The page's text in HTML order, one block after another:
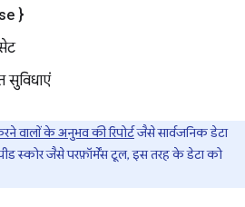
}
सुविधाएं
वालों के अनुभव की रिपोर्टजैसे सार्वजनिक डेटा
स्कोर जैसे परफ़ॉर्मेंस टूल, इस तरह के डेटा को